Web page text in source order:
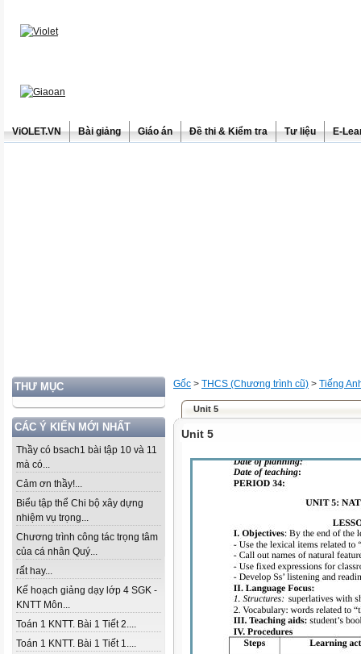
ViOLET.VN Bài giảng Giáo án Đề thi & Kiểm tra Tư liệu E-
THƯ MỤC
CÁC Ý KIẾN MỚI NHẤT
Thầy có bsach1 bài tập 10 và 11
mà có...
Cảm ơn thầy!...
Biểu tập thể Chi bộ xây dựng
nhiệm vụ trọng...
Chương trình công tác trọng tâm
của cá nhân Quý...
rất hay...
Kế hoạch giảng dạy lớp 4 SGK -
KNTT Môn...
Toán 1 KNTT. Bài 1 Tiết 2....
Toán 1 KNTT. Bài 1 Tiết 1....
Gốc > THCS (Chương trình cũ) > Tiếng
Unit 5
Unit 5